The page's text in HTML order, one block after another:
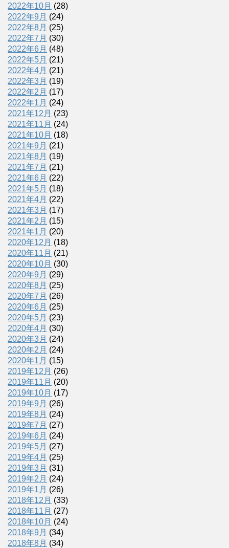
2022年10月 (28)
2022年9月 (24)
2022年8月 (25)
2022年7月 (30)
2022年6月 (48)
2022年5月 (21)
2022年4月 (21)
2022年3月 (19)
2022年2月 (17)
2022年1月 (24)
2021年12月 (23)
2021年11月 (24)
2021年10月 (18)
2021年9月 (21)
2021年8月 (19)
2021年7月 (21)
2021年6月 (22)
2021年5月 (18)
2021年4月 (22)
2021年3月 (17)
2021年2月 (15)
2021年1月 (20)
2020年12月 (18)
2020年11月 (21)
2020年10月 (30)
2020年9月 (29)
2020年8月 (25)
2020年7月 (26)
2020年6月 (25)
2020年5月 (23)
2020年4月 (30)
2020年3月 (24)
2020年2月 (24)
2020年1月 (15)
2019年12月 (26)
2019年11月 (20)
2019年10月 (17)
2019年9月 (26)
2019年8月 (24)
2019年7月 (27)
2019年6月 (24)
2019年5月 (27)
2019年4月 (25)
2019年3月 (31)
2019年2月 (24)
2019年1月 (26)
2018年12月 (33)
2018年11月 (27)
2018年10月 (24)
2018年9月 (34)
2018年8月 (34)